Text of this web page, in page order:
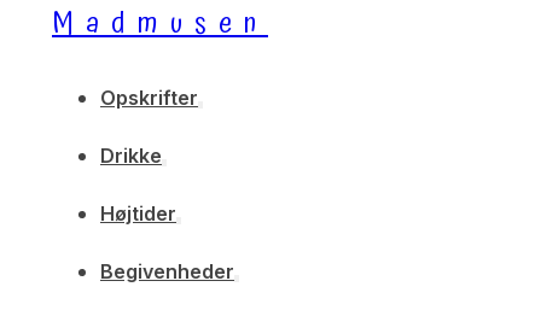
Madmusen
Opskrifter
Drikke
Højtider
Begivenheder